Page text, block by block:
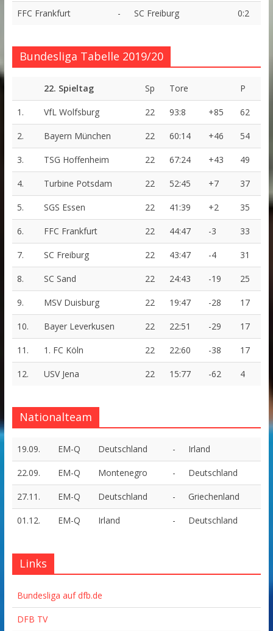
FFC Frankfurt - SC Freiburg 0:2
Bundesliga Tabelle 2019/20
22. Spieltag Sp Tore P
1. VfL Wolfsburg 22 93:8 +85 62
2. Bayern München 22 60:14 +46 54
3. TSG Hoffenheim 22 67:24 +43 49
4. Turbine Potsdam 22 52:45 +7 37
5. SGS Essen 22 41:39 +2 35
6. FFC Frankfurt 22 44:47 -3 33
7. SC Freiburg 22 43:47 -4 31
8. SC Sand 22 24:43 -19 25
9. MSV Duisburg 22 19:47 -28 17
10. Bayer Leverkusen 22 22:51 -29 17
11. 1. FC Köln 22 22:60 -38 17
12. USV Jena 22 15:77 -62 4
Nationalteam
19.09. EM-Q Deutschland - Irland
22.09. EM-Q Montenegro - Deutschland
27.11. EM-Q Deutschland - Griechenland
01.12. EM-Q Irland - Deutschland
Links
Bundesliga auf dfb.de
DFB TV